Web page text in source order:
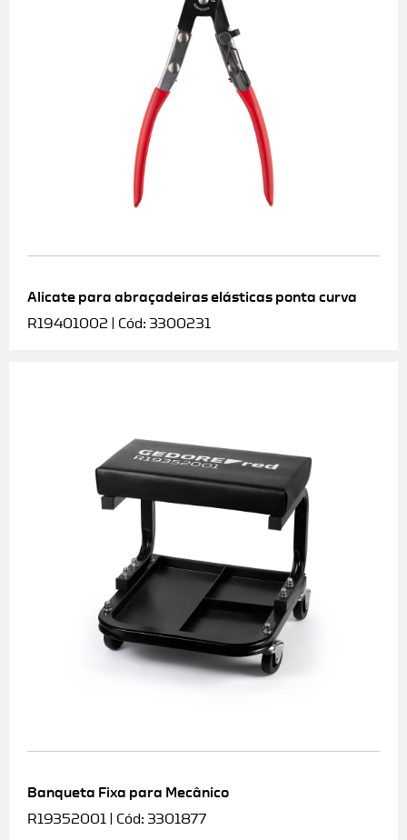
Alicate para abraçadeiras elásticas ponta curva
R19401002 | Cód: 3300231
Banqueta Fixa para Mecânico
R19352001 | Cód: 3301877